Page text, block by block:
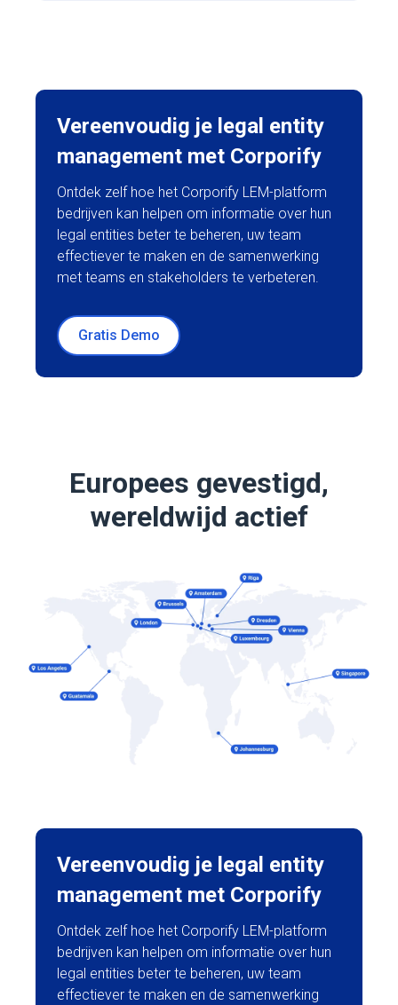
Vereenvoudig je legal entity
management met Corporify
Ontdek zelf hoe het Corporify LEM-platform
bedrijven kan helpen om informatie over hun
legal entities beter te beheren, uw team
effectiever te maken en de samenwerking
met teams en stakeholders te verbeteren.
Gratis Demo
Europees gevestigd,
wereldwijd actief
Vereenvoudig je legal entity
management met Corporify
Ontdek zelf hoe het Corporify LEM-platform
bedrijven kan helpen om informatie over hun
legal entities beter te beheren, uw team
effectiever te maken en de samenwerking